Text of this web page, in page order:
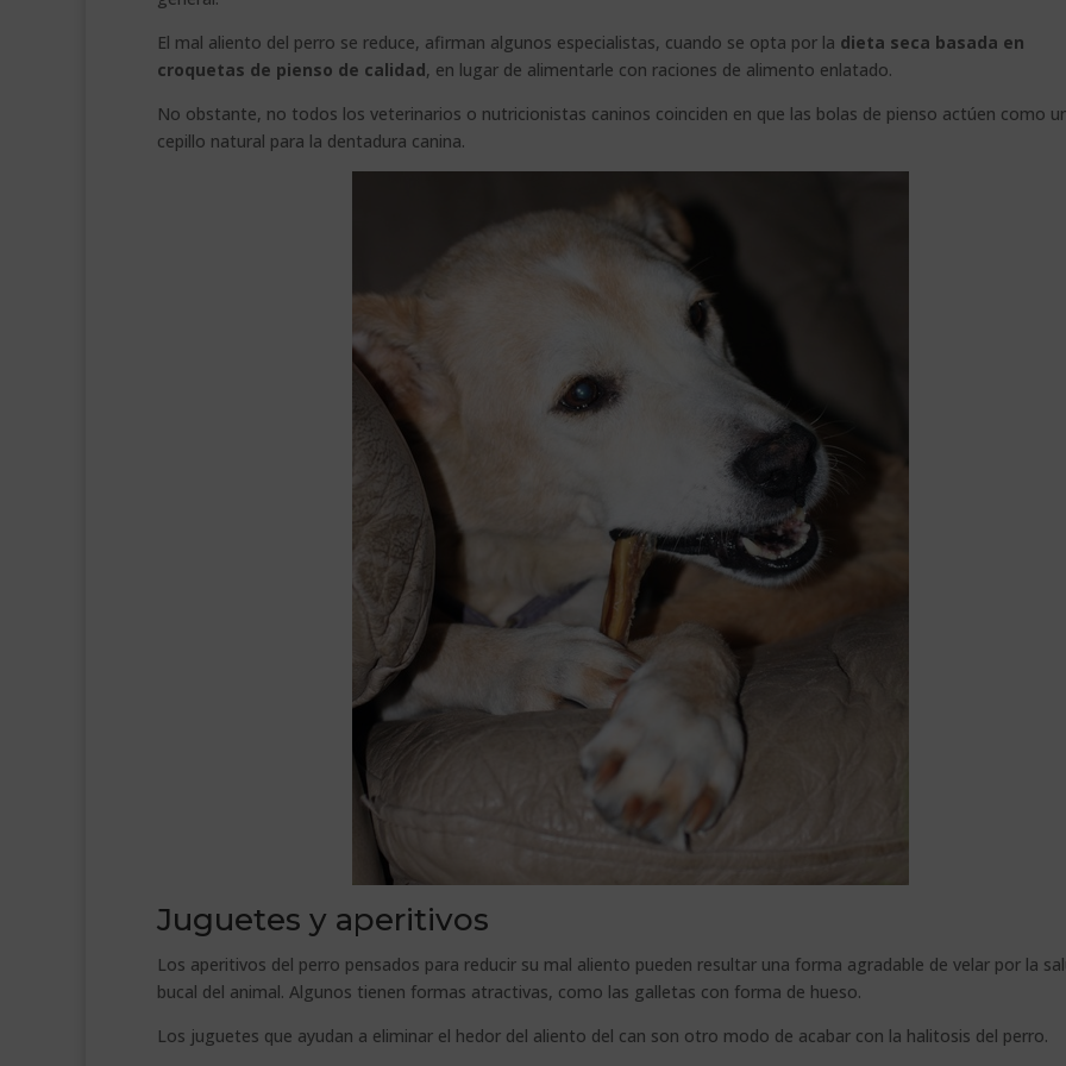
El mal aliento del perro se reduce, afirman algunos especialistas, cuando se opta por la dieta seca basada en
croquetas de pienso de calidad, en lugar de alimentarle con raciones de alimento enlatado.
No obstante, no todos los veterinarios o nutricionistas caninos coinciden en que las bolas de pienso actúen como
cepillo natural para la dentadura canina.
Juguetes y aperitivos
Los aperitivos del perro pensados para reducir su mal aliento pueden resultar una forma agradable de velar por la
bucal del animal. Algunos tienen formas atractivas, como las galletas con forma de hueso.
Los juguetes que ayudan a eliminar el hedor del aliento del can son otro modo de acabar con la halitosis del perro.